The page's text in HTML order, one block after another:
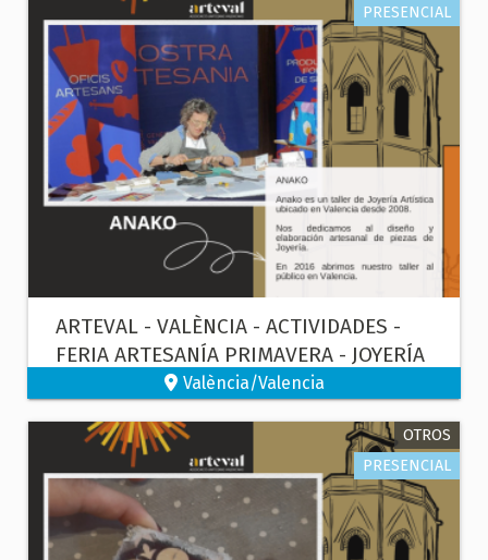
ARTEVAL - VALÈNCIA - ACTIVIDADES -
FERIA ARTESANÍA PRIMAVERA - JOYERÍA
València/Valencia
PRESENCIAL
OTROS
PRESENCIAL